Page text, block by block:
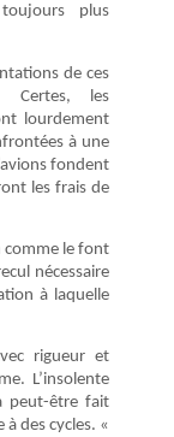
plus
de ces
Certes, les
lourdement
à une
fondent
les frais de
comme le font
nécessaire
à laquelle
rigueur et
L’insolente
peut-être fait
des cycles. «